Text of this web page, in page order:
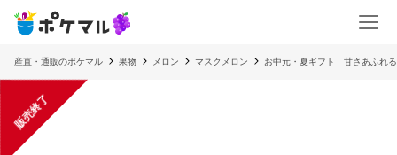
産直・通販のポケマル 果物 メロン マスクメロン お中元・夏ギフト 甘さあふれ
販売終了